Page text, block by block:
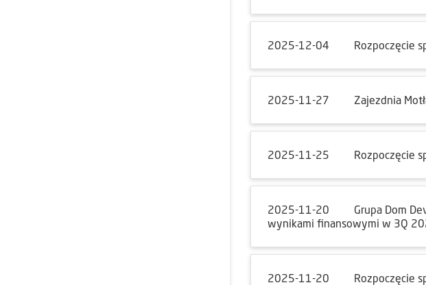
2025-12-04 Rozpoczęcie
2025-11-27 Zajezdnia
2025-11-25 Rozpoczęcie
2025-11-20
Grupa Dom
wynikami finansowymi w 3Q
2025-11-20 Rozpoczęcie